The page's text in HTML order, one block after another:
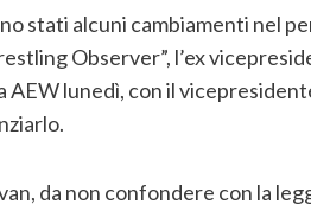
stati alcuni cambiamenti nel
Observer”, l’ex
AEW lunedì, con il
da non confondere con la